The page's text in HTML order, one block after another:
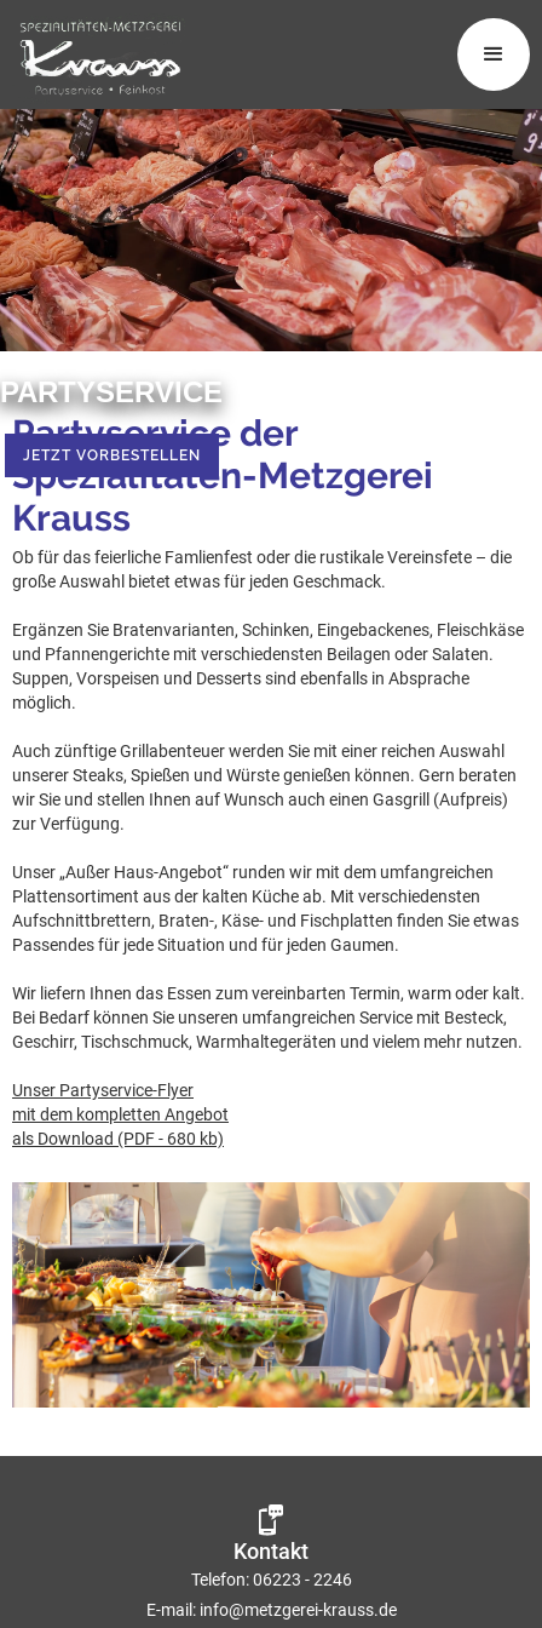
PARTYSERVICE
JETZT VORBESTELLEN
Partyservice der
Spezialitäten-Metzgerei
Krauss
Ob für das feierliche Famlienfest oder die rustikale Vereinsfete – die
große Auswahl bietet etwas für jeden Geschmack.
Ergänzen Sie Bratenvarianten, Schinken, Eingebackenes, Fleischkäse
und Pfannengerichte mit verschiedensten Beilagen oder Salaten.
Suppen, Vorspeisen und Desserts sind ebenfalls in Absprache
möglich.
Auch zünftige Grillabenteuer werden Sie mit einer reichen Auswahl
unserer Steaks, Spießen und Würste genießen können. Gern beraten
wir Sie und stellen Ihnen auf Wunsch auch einen Gasgrill (Aufpreis)
zur Verfügung.
Unser „Außer Haus-Angebot“ runden wir mit dem umfangreichen
Plattensortiment aus der kalten Küche ab. Mit verschiedensten
Aufschnittbrettern, Braten-, Käse- und Fischplatten finden Sie etwas
Passendes für jede Situation und für jeden Gaumen.
Wir liefern Ihnen das Essen zum vereinbarten Termin, warm oder kalt.
Bei Bedarf können Sie unseren umfangreichen Service mit Besteck,
Geschirr, Tischschmuck, Warmhaltegeräten und vielem mehr nutzen.
Unser Partyservice-Flyer
mit dem kompletten Angebot
als Download (PDF - 680 kb)
Kontakt
Telefon:06223 - 2246
E-mail: info@metzgerei-krauss.de